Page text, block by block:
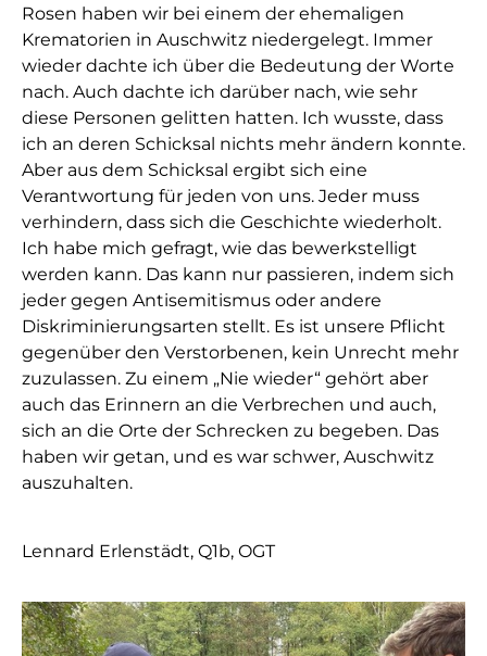
Rosen haben wir bei einem der ehemaligen
Krematorien in Auschwitz niedergelegt. Immer
wieder dachte ich über die Bedeutung der Worte
nach. Auch dachte ich darüber nach, wie sehr
diese Personen gelitten hatten. Ich wusste, dass
ich an deren Schicksal nichts mehr ändern konnte.
Aber aus dem Schicksal ergibt sich eine
Verantwortung für jeden von uns. Jeder muss
verhindern, dass sich die Geschichte wiederholt.
Ich habe mich gefragt, wie das bewerkstelligt
werden kann. Das kann nur passieren, indem sich
jeder gegen Antisemitismus oder andere
Diskriminierungsarten stellt. Es ist unsere Pflicht
gegenüber den Verstorbenen, kein Unrecht mehr
zuzulassen. Zu einem „Nie wieder“ gehört aber
auch das Erinnern an die Verbrechen und auch,
sich an die Orte der Schrecken zu begeben. Das
haben wir getan, und es war schwer, Auschwitz
auszuhalten.
Lennard Erlenstädt, Q1b, OGT